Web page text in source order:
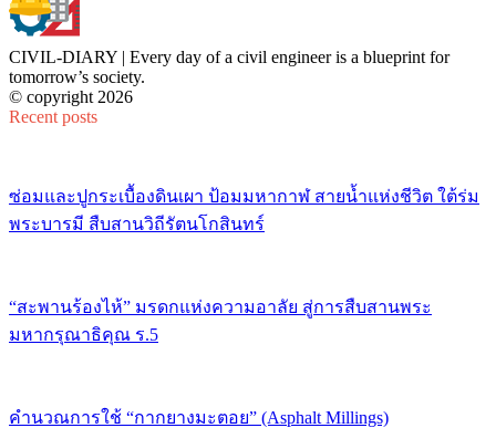
CIVIL-DIARY | Every day of a civil engineer is a blueprint for
tomorrow’s society.
© copyright 2026
Recent posts
ซ่อมและปูกระเบื้องดินเผา ป้อมมหากาฬ สายน้ำแห่งชีวิต ใต้ร่ม
พระบารมี สืบสานวิถีรัตนโกสินทร์
“สะพานร้องไห้” มรดกแห่งความอาลัย สู่การสืบสานพระ
มหากรุณาธิคุณ ร.5
คำนวณการใช้ “กากยางมะตอย” (Asphalt Millings)